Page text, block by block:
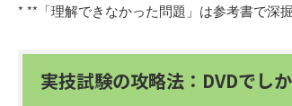
* **「理解できなかった問題」は参考書で深
実技試験の攻略法：DVDでし